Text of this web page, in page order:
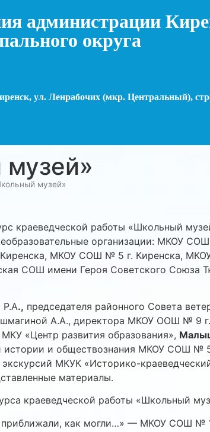
администрации
округа
ул. Ленрабочих (мкр. Центральный),
музей»
краеведческой работы «Школьный
организации: МКОУ
МКОУ СОШ № 5 г. Киренска,
СОШ имени Героя Советского Союза
Р.А., председателя районного Совета
А.А., директора МКОУ ООШ № 9
«Центр развития образования»,
истории и обществознания МКОУ СОШ № 5
экскурсий МКУК «Историко-
материалы.
краеведческой работы «Школьный
как могли…» — МКОУ СОШ № 1